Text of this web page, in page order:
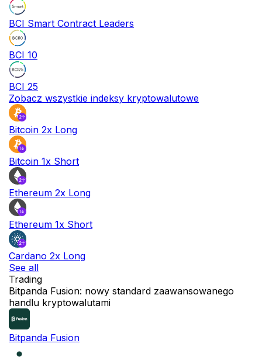
BCI Smart Contract Leaders
BCI 10
BCI 25
Zobacz wszystkie indeksy kryptowalutowe
Bitcoin 2x Long
Bitcoin 1x Short
Ethereum 2x Long
Ethereum 1x Short
Cardano 2x Long
See all
Trading
Bitpanda Fusion: nowy standard zaawansowanego
handlu kryptowalutami
Bitpanda Fusion